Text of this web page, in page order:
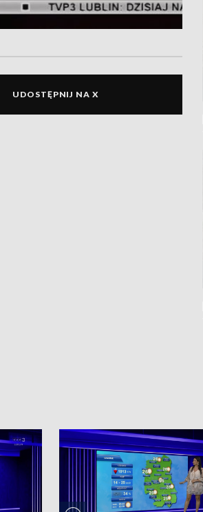
UDOSTĘPNIJ NA X